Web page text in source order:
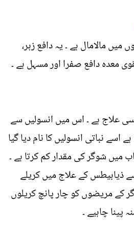
مالامال ہے ۔ یہ دافع زہر،
معدہ دافع صفرا اور مسہل ہے ۔
علاج ہے ۔ اس میں انسولیں سے
اسے نباتی انسولیں کا نام دیا گیا
میں شوگر کی مقدار کم کرتا ہے ۔
ذیابیطس کے علاج میں کریلے
کے مریضوں کو چار پانچ کریلوں
پینا چاہیے ۔